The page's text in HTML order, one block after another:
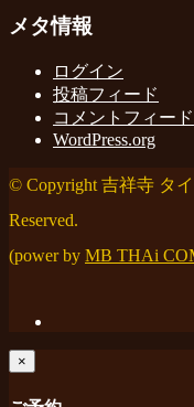
メタ情報
ログイン
投稿フィード
コメントフィード
WordPress.org
© Copyright 吉祥寺 タ
Reserved.
(power by MB THAi
×